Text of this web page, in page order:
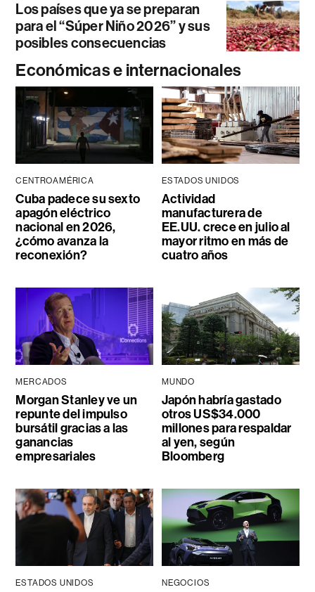
Los países que ya se preparan
para el “Súper Niño 2026” y sus
posibles consecuencias
Económicas e internacionales
CENTROAMÉRICA
Cuba padece su sexto
apagón eléctrico
nacional en 2026,
¿cómo avanza la
reconexión?
ESTADOS UNIDOS
Actividad
manufacturera de
EE.UU. crece en julio al
mayor ritmo en más de
cuatro años
MERCADOS
Morgan Stanley ve un
repunte del impulso
bursátil gracias a las
ganancias
empresariales
MUNDO
Japón habría gastado
otros US$34.000
millones para respaldar
al yen, según
Bloomberg
ESTADOS UNIDOS NEGOCIOS